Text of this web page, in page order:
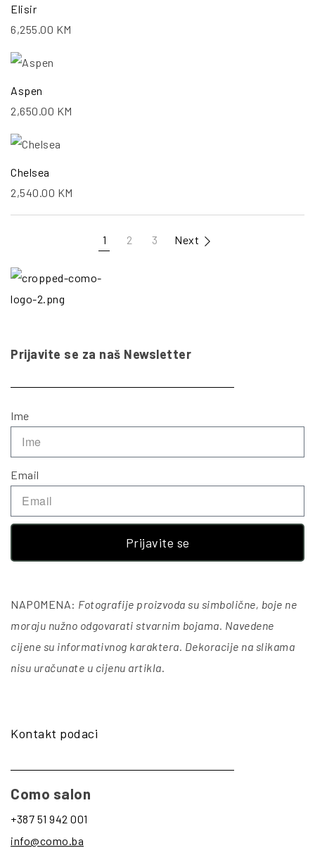
Elisir
6,255.00 KM
Aspen
2,650.00 KM
Chelsea
2,540.00 KM
1 2 3 Next
Prijavite se za naš Newsletter
Ime
Email
Prijavite se
NAPOMENA: Fotografije proizvoda su simbolične, boje ne
moraju nužno odgovarati stvarnim bojama. Navedene
cijene su informativnog karaktera. Dekoracije na slikama
nisu uračunate u cijenu artikla
Kontakt podaci
Como salon
+387 51 942 001
info@como.ba